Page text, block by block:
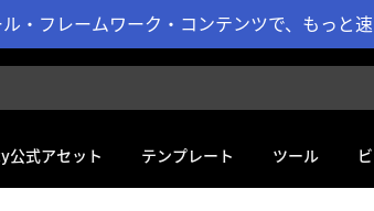
・フレームワーク・コンテンツで、もっと
公式アセット テンプレート ツール